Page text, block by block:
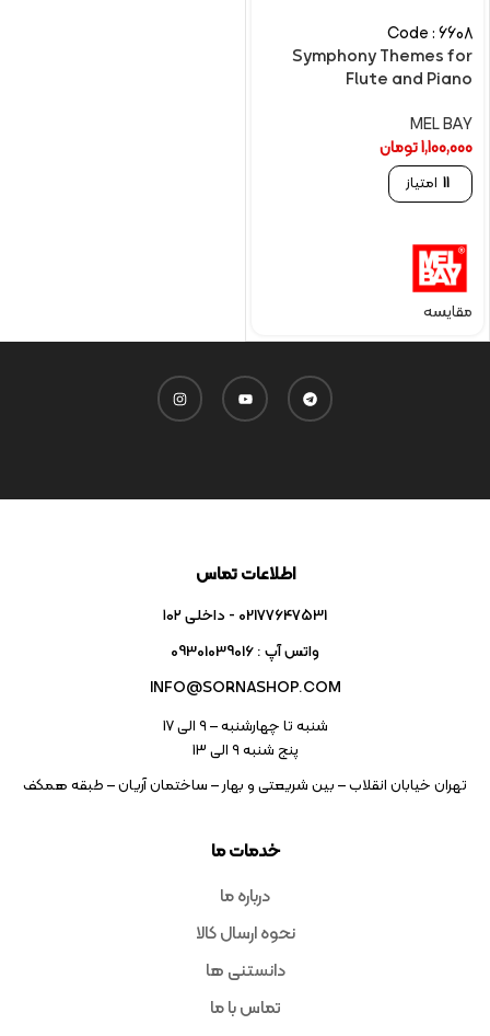
Code : 6608
Symphony Themes for
Flute and Piano
MEL BAY
1,100,000تومان
11 امتیاز
مقایسه
خدمات ما
درباره ما
نحوه ارسال کالا
دانستنی ها
تماس با ما
اطلاعات تماس
02177647531 - داخلی ۱۰۲
واتس آپ : 09301039016
INFO@SORNASHOP.COM
شنبه تا چهارشنبه – ۹ الی 17
پنج شنبه ۹ الی 13
تهران خیابان انقلاب – بین شریعتی و بهار – ساختمان آریان – طبقه همکف